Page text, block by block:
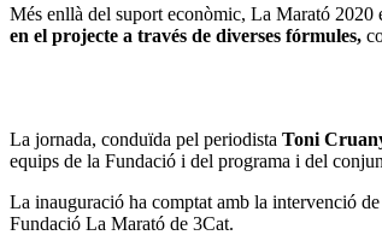
Més enllà del suport econòmic, La Marató 2020
en el projecte a través de diverses fórmules,
La jornada, conduïda pel periodista Toni
equips de la Fundació i del programa i del
La inauguració ha comptat amb la intervenció de
Fundació La Marató de 3Cat.